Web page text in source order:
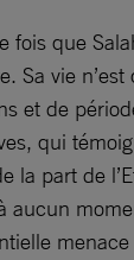
fois que
Sa vie n’est
et de
qui
la part de
aucun
menace